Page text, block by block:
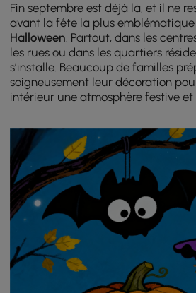
Fin septembre est déjà là, et il ne
avant la fête la plus emblématique
Halloween. Partout, dans les
les rues ou dans les quartiers
s’installe. Beaucoup de familles
soigneusement leur décoration
intérieur une atmosphère festive et